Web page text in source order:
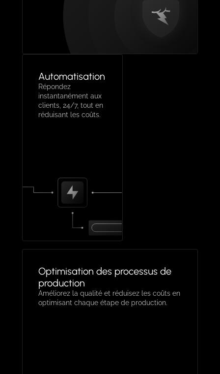
Automatisation
Répondez
instantanément aux
clients, 24/7, tout en
réduisant les coûts.
Optimisation des processus de
production
Améliorez la qualité et réduisez les coûts en
optimisant chaque étape de production.